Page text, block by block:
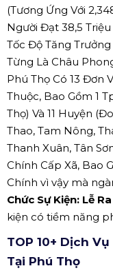
(Tương Ứng Với
Người Đạt 38,5
Tốc Độ Tăng
Từng Là Châu
Phú Thọ Có 13 Đơn
Thuộc, Bao Gồm 1
Thọ) Và 11 Huyện
Thao, Tam Nông,
Thanh Xuân, Tân
Chính Cấp Xã, Bao
Chính vì vậy mà
Chức Sự Kiện: Lễ
kiện có tiềm năng
TOP 10+ Dịch
Tại Phú Thọ